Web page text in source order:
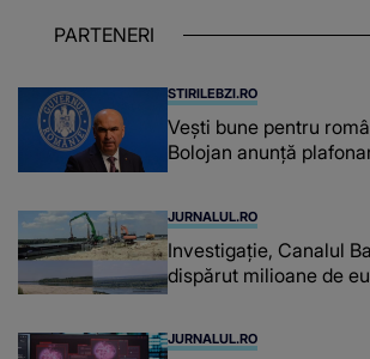
așteptând
PARTENERI
STIRILEBZI.RO
Vești bune pentru
Bolojan anunță
JURNALUL.RO
Investigație, Canalul
dispărut milioane de
JURNALUL.RO